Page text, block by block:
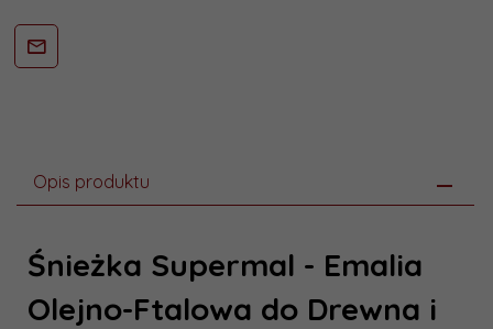
Opis produktu
Śnieżka Supermal - Emalia
Olejno-Ftalowa do Drewna i